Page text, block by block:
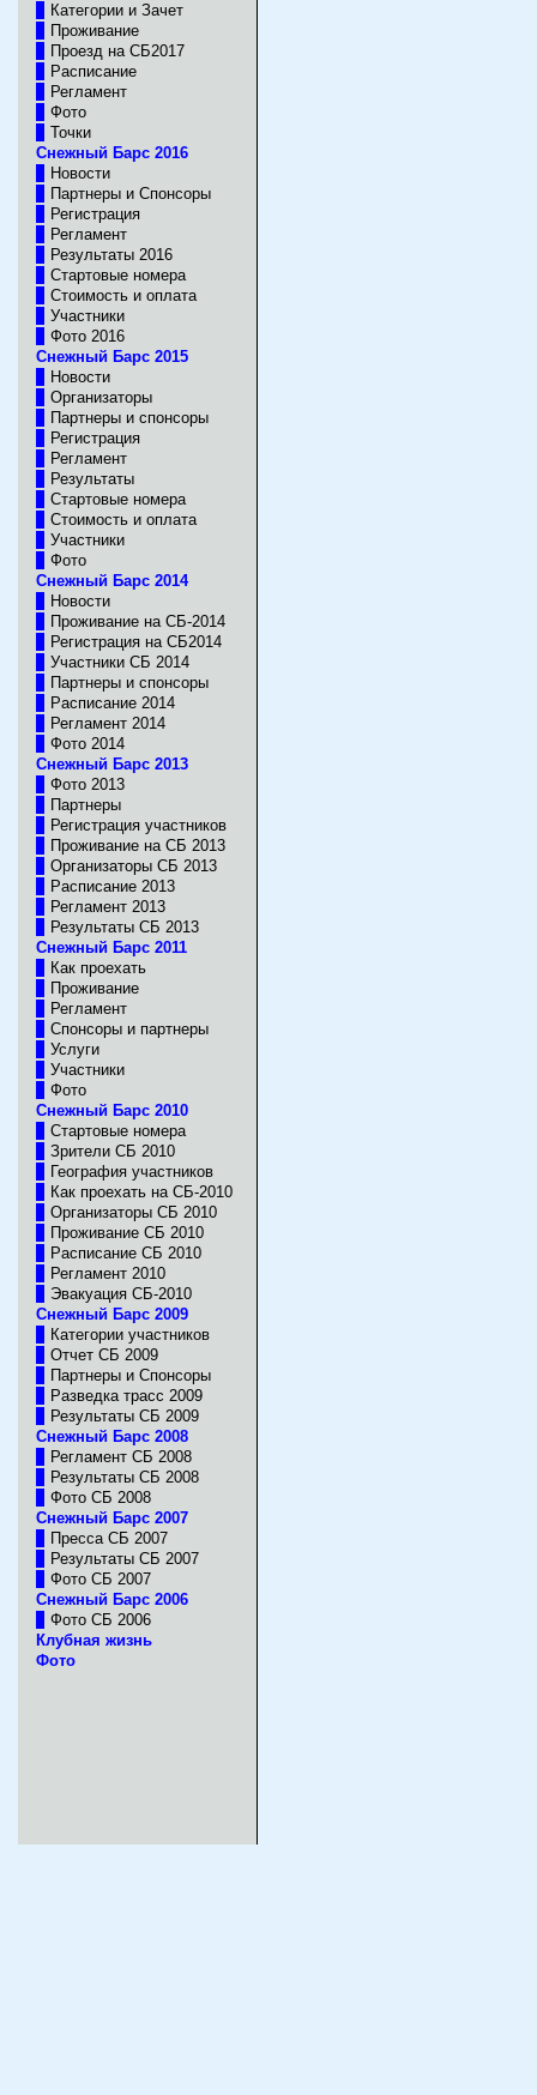
Категории и Зачет
Проживание
Проезд на СБ2017
Расписание
Регламент
Фото
Точки
Снежный Барс 2016
Новости
Партнеры и Спонсоры
Регистрация
Регламент
Результаты 2016
Стартовые номера
Стоимость и оплата
Участники
Фото 2016
Снежный Барс 2015
Новости
Организаторы
Партнеры и спонсоры
Регистрация
Регламент
Результаты
Стартовые номера
Стоимость и оплата
Участники
Фото
Снежный Барс 2014
Новости
Проживание на СБ-2014
Регистрация на СБ2014
Участники CБ 2014
Партнеры и спонсоры
Расписание 2014
Регламент 2014
Фото 2014
Снежный Барс 2013
Фото 2013
Партнеры
Регистрация участников
Проживание на СБ 2013
Организаторы СБ 2013
Расписание 2013
Регламент 2013
Результаты CБ 2013
Снежный Барс 2011
Как проехать
Проживание
Регламент
Спонсоры и партнеры
Услуги
Участники
Фото
Снежный Барс 2010
Стартовые номера
Зрители CБ 2010
География участников
Как проехать на СБ-2010
Организаторы CБ 2010
Проживание СБ 2010
Расписание СБ 2010
Регламент 2010
Эвакуация СБ-2010
Cнежный Барс 2009
Категории участников
Отчет СБ 2009
Партнеры и Спонсоры
Разведка трасс 2009
Результаты СБ 2009
Cнежный Барс 2008
Регламент СБ 2008
Результаты СБ 2008
Фото СБ 2008
Cнежный Барс 2007
Пресса СБ 2007
Результаты СБ 2007
Фото СБ 2007
Cнежный Барс 2006
Фото СБ 2006
Клубная жизнь
Фото